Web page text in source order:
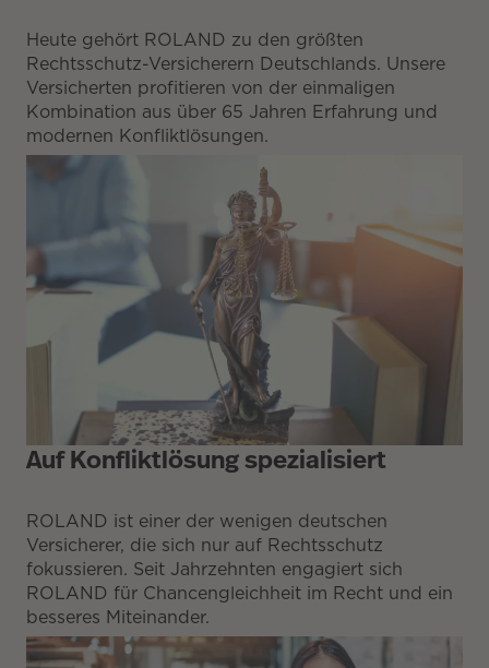
Heute gehört ROLAND zu den größten
Rechtsschutz-Versicherern Deutschlands. Unsere
Versicherten profitieren von der einmaligen
Kombination aus über 65 Jahren Erfahrung und
modernen Konfliktlösungen.
Auf Konfliktlösung spezialisiert
ROLAND ist einer der wenigen deutschen
Versicherer, die sich nur auf Rechtsschutz
fokussieren. Seit Jahrzehnten engagiert sich
ROLAND für Chancengleichheit im Recht und ein
besseres Miteinander.